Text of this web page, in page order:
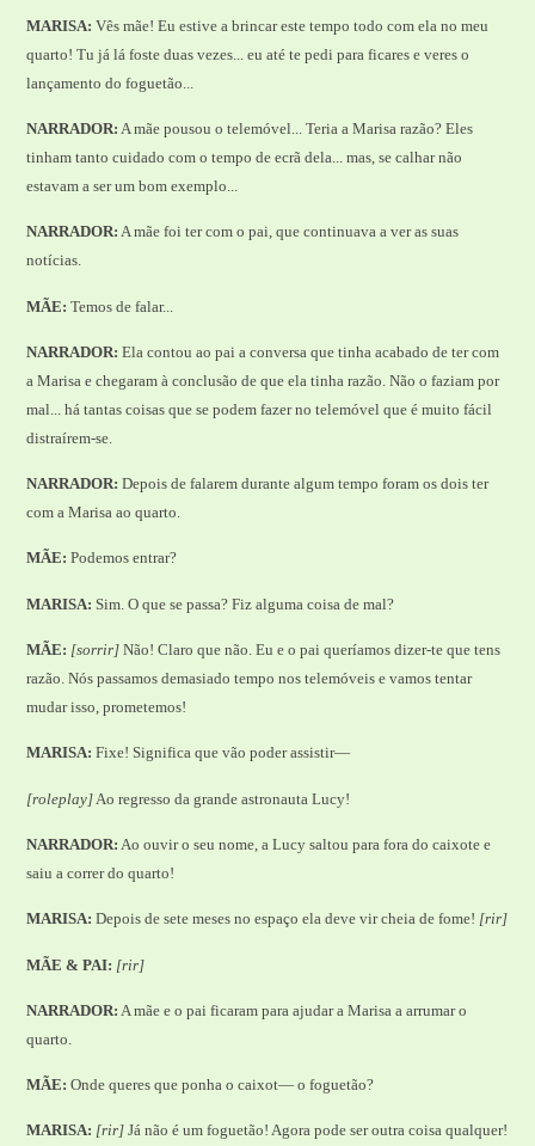
MARISA: Vês mãe! Eu estive a brincar este tempo todo com ela no meu
quarto! Tu já lá foste duas vezes... eu até te pedi para ficares e veres o
lançamento do foguetão...
NARRADOR: A mãe pousou o telemóvel... Teria a Marisa razão? Eles
tinham tanto cuidado com o tempo de ecrã dela... mas, se calhar não
estavam a ser um bom exemplo...
NARRADOR: A mãe foi ter com o pai, que continuava a ver as suas
notícias.
MÃE: Temos de falar...
NARRADOR: Ela contou ao pai a conversa que tinha acabado de ter com
a Marisa e chegaram à conclusão de que ela tinha razão. Não o faziam por
mal... há tantas coisas que se podem fazer no telemóvel que é muito fácil
distraírem-se.
NARRADOR: Depois de falarem durante algum tempo foram os dois ter
com a Marisa ao quarto.
MÃE: Podemos entrar?
MARISA: Sim. O que se passa? Fiz alguma coisa de mal?
MÃE: [sorrir] Não! Claro que não. Eu e o pai queríamos dizer-te que tens
razão. Nós passamos demasiado tempo nos telemóveis e vamos tentar
mudar isso, prometemos!
MARISA: Fixe! Significa que vão poder assistir—
[roleplay] Ao regresso da grande astronauta Lucy!
NARRADOR: Ao ouvir o seu nome, a Lucy saltou para fora do caixote e
saiu a correr do quarto!
MARISA: Depois de sete meses no espaço ela deve vir cheia de fome! [rir]
MÃE & PAI: [rir]
NARRADOR: A mãe e o pai ficaram para ajudar a Marisa a arrumar o
quarto.
MÃE: Onde queres que ponha o caixot— o foguetão?
MARISA: [rir] Já não é um foguetão! Agora pode ser outra coisa qualquer!